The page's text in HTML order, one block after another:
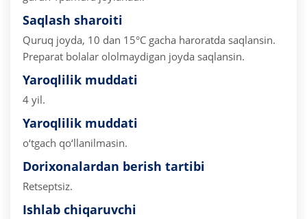
Saqlash sharoiti
Quruq joyda, 10 dan 15°C gacha haroratda saqlansin.
Preparat bolalar ololmaydigan joyda saqlansin.
Yaroqlilik muddati
4 yil.
Yaroqlilik muddati
o‘tgach qo‘llanilmasin.
Dorixonalardan berish tartibi
Retseptsiz.
Ishlab chiqaruvchi